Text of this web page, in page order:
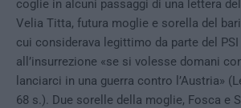
coglie in alcuni passaggi di una lettera
Velia Titta, futura moglie e sorella del
cui considerava legittimo da parte del
all’insurrezione «se si volesse domani
lanciarci in una guerra contro l’Austria»
68 s.). Due sorelle della moglie, Fosca e